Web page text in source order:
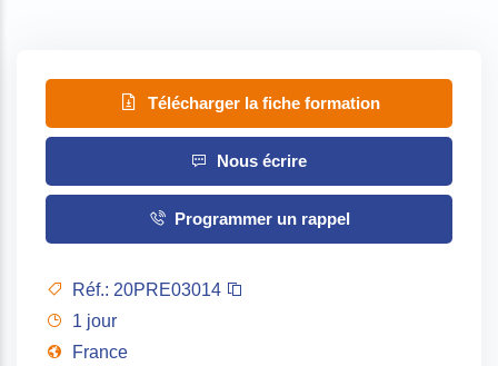
Télécharger la fiche formation
Nous écrire
Programmer un rappel
Réf.: 20PRE03014
1 jour
France